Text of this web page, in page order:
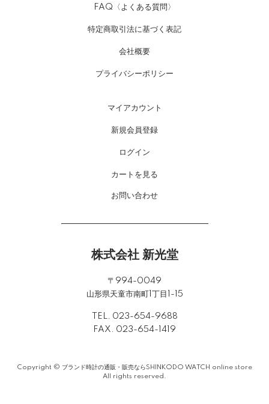
FAQ〈よくある質問〉
特定商取引法に基づく表記
会社概要
プライバシーポリシー
マイアカウント
新規会員登録
ログイン
カートを見る
お問い合わせ
株式会社 新光堂
〒994-0049
山形県天童市南町1丁目1-15
TEL. 023-654-9688
FAX. 023-654-1419
Copyright © ブランド時計の通販・販売ならSHINKODO WATCH online store
All rights reserved.